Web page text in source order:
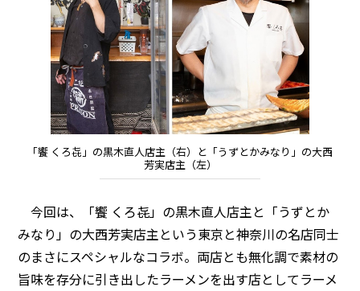
「饗 くろ㐂」の黒木直人店主（右）と「うずとかみなり」の大西
芳実店主（左）
今回は、「饗 くろ㐂」の黒木直人店主と「うずとか
みなり」の大西芳実店主という東京と神奈川の名店同士
のまさにスペシャルなコラボ。両店とも無化調で素材の
旨味を存分に引き出したラーメンを出す店としてラーメ